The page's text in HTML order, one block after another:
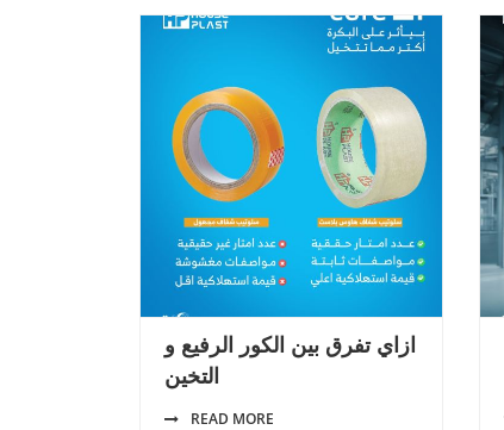
ازاي تفرق بين الكور الرفيع و
التخين
READ MORE